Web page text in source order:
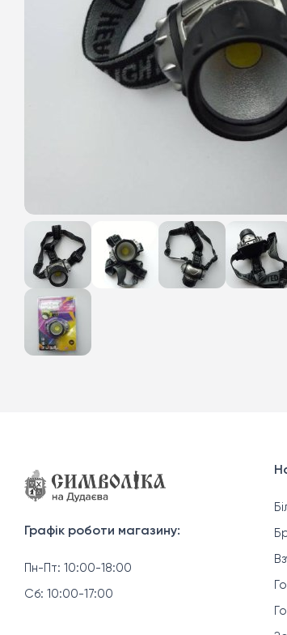
Графік роботи магазину:
Пн-Пт: 10:00-18:00
Сб: 10:00-17:00